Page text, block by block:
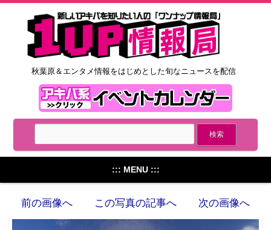
秋葉原＆エンタメ情報をはじめとした旬なニュースを配信
::: MENU :::
前の画像へ この写真の記事へ 次の画像へ